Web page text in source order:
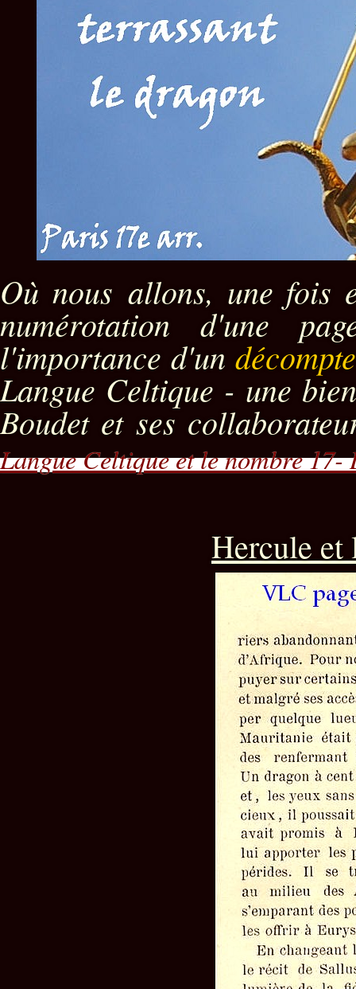
Où nous allons, une fois
numérotation d'une
l'importance d'un
Langue Celtique - une
Boudet et ses
Langue Celtique et le nombre
Hercule et